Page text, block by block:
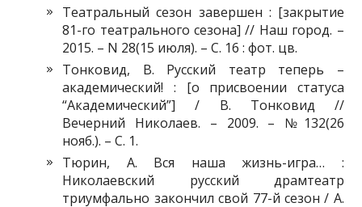
Театральный сезон завершен : [закрытие
81-го театрального сезона] // Наш город. –
2015. – N 28(15 июля). – С. 16 : фот. цв.
Тонковид, В. Русский театр теперь –
академический! : [о присвоении статуса
“Академический”] / В. Тонковид //
Вечерний Николаев. – 2009. – №132(26
нояб.). – С. 1.
Тюрин, А. Вся наша жизнь-игра… :
Николаевский русский драмтеатр
триумфально закончил свой 77-й сезон / А.